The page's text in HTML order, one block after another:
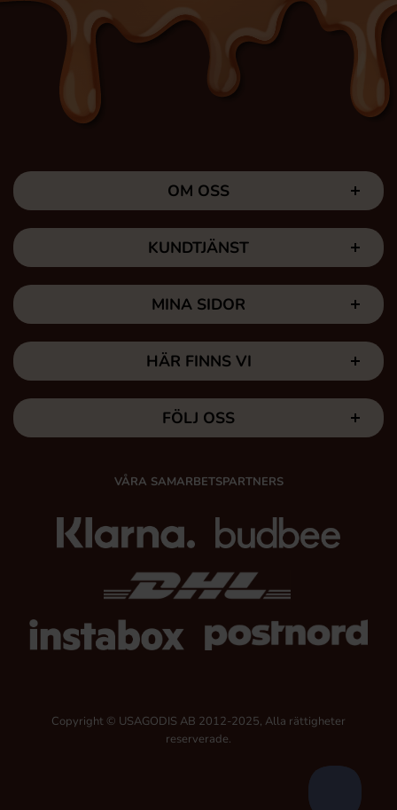
OM OSS
KUNDTJÄNST
MINA SIDOR
HÄR FINNS VI
FÖLJ OSS
VÅRA SAMARBETSPARTNERS
Copyright © USAGODIS AB 2012-2025, Alla rättigheter
reserverade.